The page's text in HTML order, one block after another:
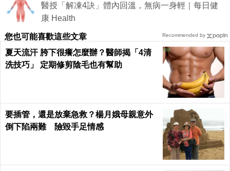
醫授「解凍4訣」體內回溫，無病一身輕｜每日健
康 Health
您也可能喜歡這些文章
夏天流汗 胯下很癢怎麼辦？醫師揭「4清
洗技巧」 定期修剪陰毛也有幫助
要插管，還是放棄急救？楊月娥母親意外
倒下陷兩難 險毀手足情感
Recommended by